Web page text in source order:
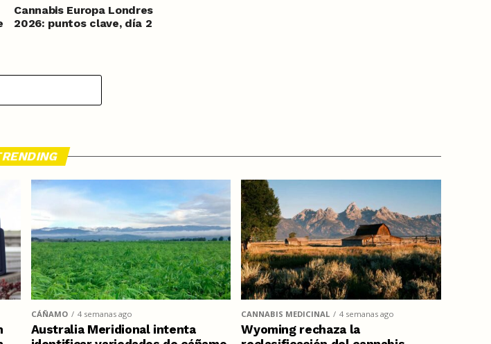
Cannabis Europa Londres
2026: puntos clave, día 2
CÁÑAMO 4 semanas ago
Australia Meridional intenta
CANNABIS MEDICINAL 4 semanas ago
Wyoming rechaza la